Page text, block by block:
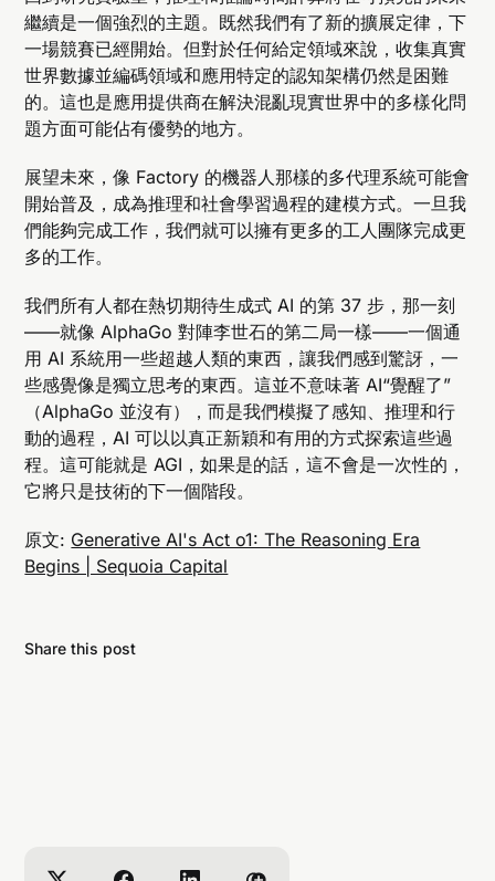
繼續是一個強烈的主題。既然我們有了新的擴展定律，下
一場競賽已經開始。但對於任何給定領域來說，收集真實
世界數據並編碼領域和應用特定的認知架構仍然是困難
的。這也是應用提供商在解決混亂現實世界中的多樣化問
題方面可能佔有優勢的地方。
展望未來，像 Factory 的機器人那樣的多代理系統可能會
開始普及，成為推理和社會學習過程的建模方式。一旦我
們能夠完成工作，我們就可以擁有更多的工人團隊完成更
多的工作。
我們所有人都在熱切期待生成式 AI 的第 37 步，那一刻
——就像 AlphaGo 對陣李世石的第二局一樣——一個通
用 AI 系統用一些超越人類的東西，讓我們感到驚訝，一
些感覺像是獨立思考的東西。這並不意味著 AI“覺醒了”
（AlphaGo 並沒有），而是我們模擬了感知、推理和行
動的過程，AI 可以以真正新穎和有用的方式探索這些過
程。這可能就是 AGI，如果是的話，這不會是一次性的，
它將只是技術的下一個階段。
原文: Generative AI's Act o1: The Reasoning Era
Begins | Sequoia Capital
Share this post